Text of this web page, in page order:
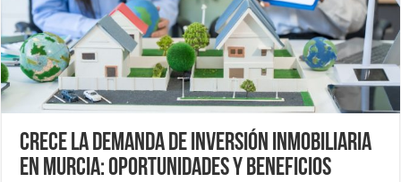
Crece la demanda de inversión inmobiliaria
en Murcia: Oportunidades y beneficios